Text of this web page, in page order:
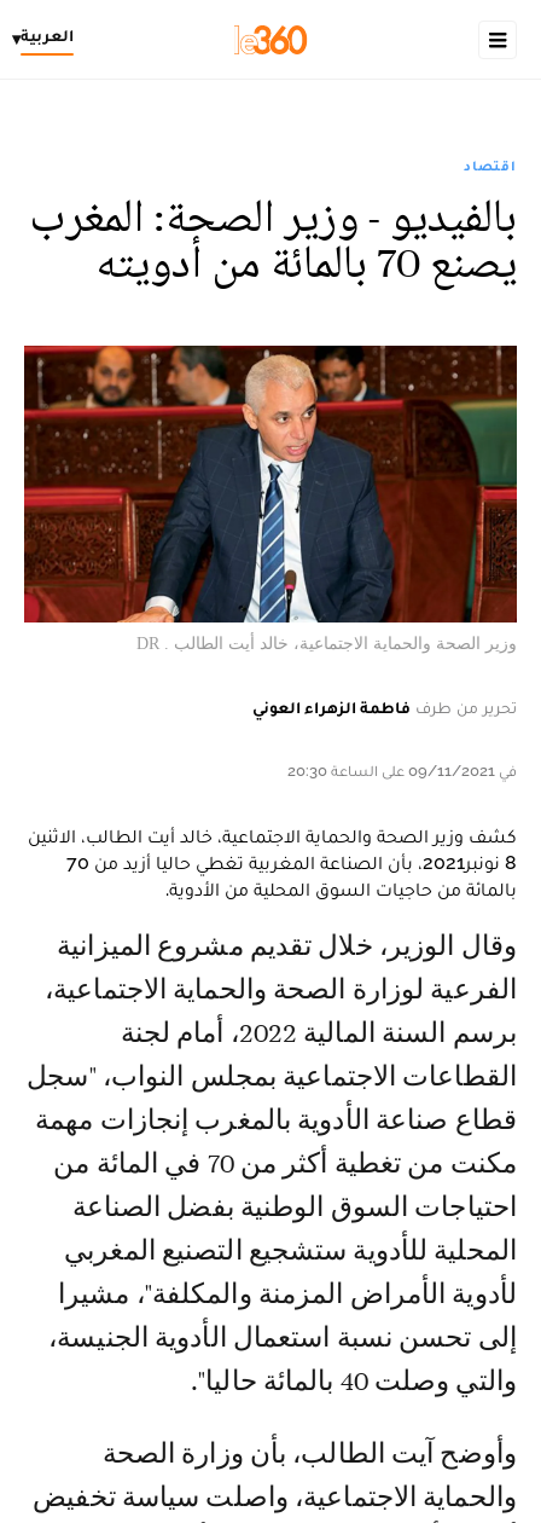
العربية▾
اقتصاد
بالفيديو - وزير الصحة: المغرب
يصنع 70 بالمائة من أدويته
وزير الصحة والحماية الاجتماعية، خالد أيت الطالب . DR
تحرير من طرف فاطمة الزهراء العوني
في 09/11/2021 على الساعة 20:30
كشف وزير الصحة والحماية الاجتماعية، خالد أيت الطالب، الاثنين
8 نونبر2021، بأن الصناعة المغربية تغطي حاليا أزيد من 70
بالمائة من حاجيات السوق المحلية من الأدوية.
وقال الوزير، خلال تقديم مشروع الميزانية
الفرعية لوزارة الصحة والحماية الاجتماعية،
برسم السنة المالية 2022، أمام لجنة
القطاعات الاجتماعية بمجلس النواب، "سجل
قطاع صناعة الأدوية بالمغرب إنجازات مهمة
مكنت من تغطية أكثر من 70 في المائة من
احتياجات السوق الوطنية بفضل الصناعة
المحلية للأدوية ستشجيع التصنيع المغربي
لأدوية الأمراض المزمنة والمكلفة"، مشيرا
إلى تحسن نسبة استعمال الأدوية الجنيسة،
والتي وصلت 40 بالمائة حاليا".
وأوضح آيت الطالب، بأن وزارة الصحة
والحماية الاجتماعية، واصلت سياسة تخفيض